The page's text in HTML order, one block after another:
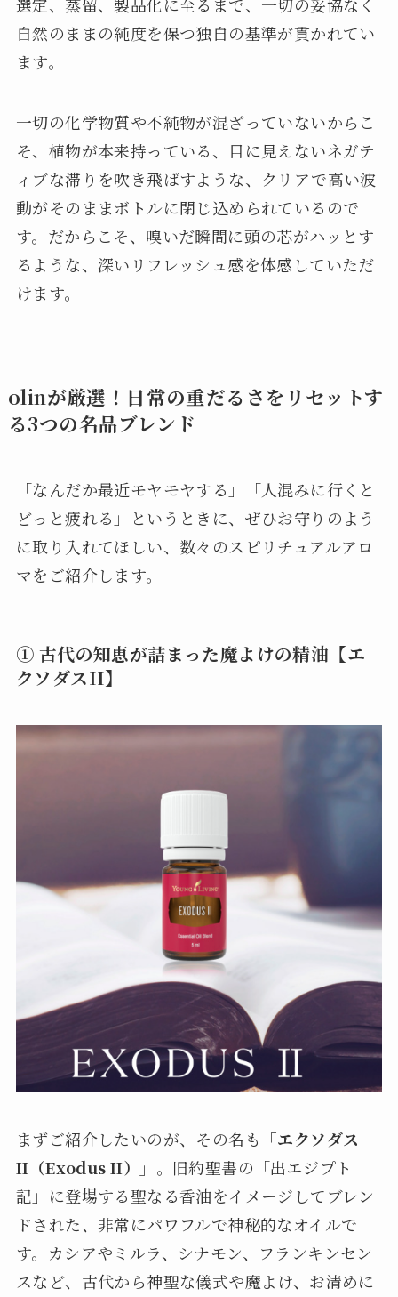
選定、蒸留、製品化に至るまで、一切の妥協なく
自然のままの純度を保つ独自の基準が貫かれてい
ます。
一切の化学物質や不純物が混ざっていないからこ
そ、植物が本来持っている、目に見えないネガテ
ィブな滞りを吹き飛ばすような、クリアで高い波
動がそのままボトルに閉じ込められているので
す。だからこそ、嗅いだ瞬間に頭の芯がハッとす
るような、深いリフレッシュ感を体感していただ
けます。
olinが厳選！日常の重だるさをリセットす
る3つの名品ブレンド
「なんだか最近モヤモヤする」「人混みに行くと
どっと疲れる」というときに、ぜひお守りのよう
に取り入れてほしい、数々のスピリチュアルアロ
マをご紹介します。
① 古代の知恵が詰まった魔よけの精油【エ
クソダスII】
まずご紹介したいのが、その名も 「エクソダス
II（Exodus II）」 。旧約聖書の「出エジプト
記」に登場する聖なる香油をイメージしてブレン
ドされた、非常にパワフルで神秘的なオイルで
す。カシアやミルラ、シナモン、フランキンセン
スなど、古代から神聖な儀式や魔よけ、お清めに